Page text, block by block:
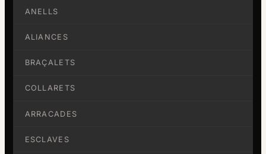
ANELLS
ALIANCES
BRAÇALETS
COLLARETS
ARRACADES
ESCLAVES